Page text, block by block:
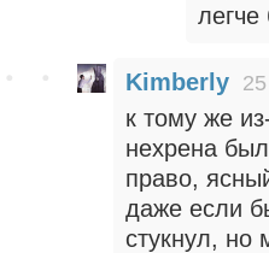
легче
Kimberly
к тому же
нехрена
право,
даже если
стукнул, но